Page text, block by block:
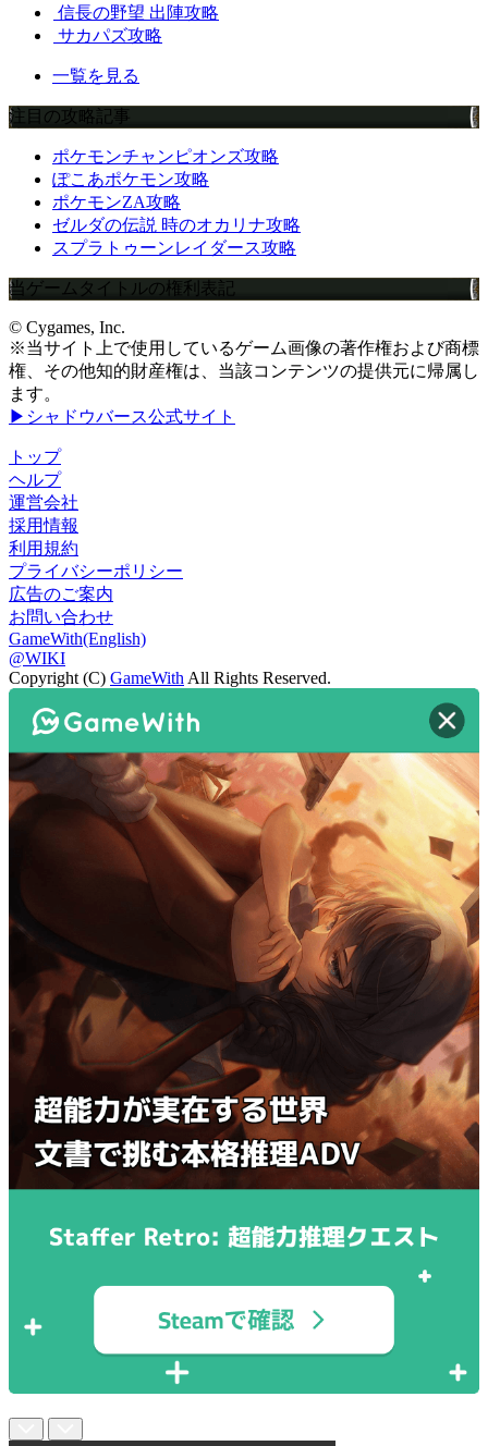
信長の野望 出陣攻略
サカパズ攻略
一覧を見る
注目の攻略記事
ポケモンチャンピオンズ攻略
ぽこあポケモン攻略
ポケモンZA攻略
ゼルダの伝説 時のオカリナ攻略
スプラトゥーンレイダース攻略
当ゲームタイトルの権利表記
© Cygames, Inc.
※当サイト上で使用しているゲーム画像の著作権および商標
権、その他知的財産権は、当該コンテンツの提供元に帰属し
ます。
▶シャドウバース公式サイト
トップ
ヘルプ
運営会社
採用情報
利用規約
プライバシーポリシー
広告のご案内
お問い合わせ
GameWith(English)
@WIKI
Copyright (C) GameWith All Rights Reserved.